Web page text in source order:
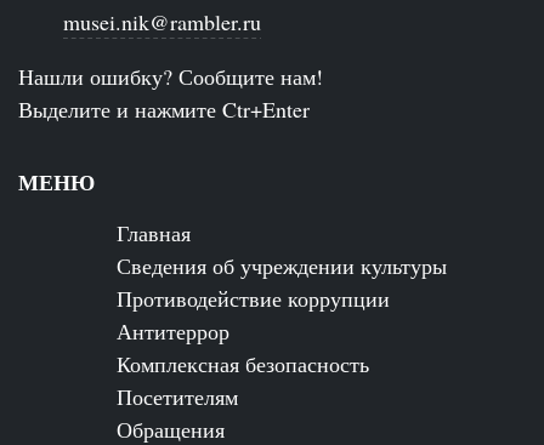
musei.nik@rambler.ru
Нашли ошибку? Сообщите нам!
Выделите и нажмите Ctr+Enter
МЕНЮ
Главная
Сведения об учреждении культуры
Противодействие коррупции
Антитеррор
Комплексная безопасность
Посетителям
Обращения